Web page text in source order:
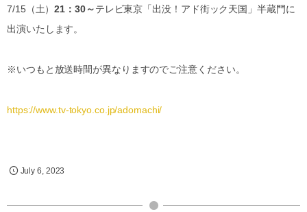
7/15（土）21：30～テレビ東京「出没！アド街ック天国」半蔵門に
出演いたします。
※いつもと放送時間が異なりますのでご注意ください。
https://www.tv-tokyo.co.jp/adomachi/
July 6, 2023